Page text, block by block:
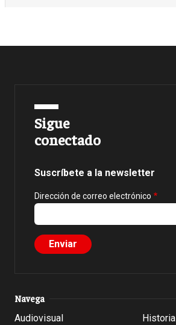
Sigue
conectado
Suscríbete a la newsletter
Dirección de correo electrónico
Navega
Audiovisual
Historia